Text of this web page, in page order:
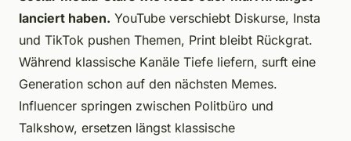
lanciert haben. YouTube verschiebt Diskurse, Insta
und TikTok pushen Themen, Print bleibt Rückgrat.
Während klassische Kanäle Tiefe liefern, surft eine
Generation schon auf den nächsten Memes.
Influencer springen zwischen Politbüro und
Talkshow, ersetzen längst klassische